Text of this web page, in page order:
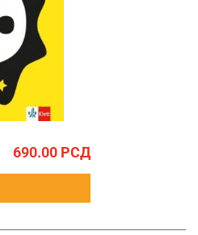
690.00 РСД